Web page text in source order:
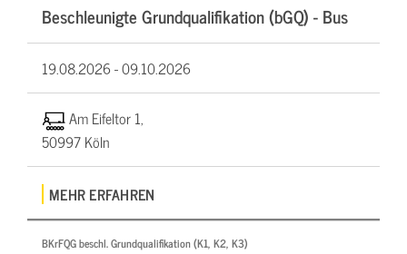
Beschleunigte Grundqualifikation (bGQ) - Bus
19.08.2026 -09.10.2026
Am Eifeltor 1,
50997 Köln
MEHR ERFAHREN
BKrFQG beschl. Grundqualifikation (K1, K2, K3)